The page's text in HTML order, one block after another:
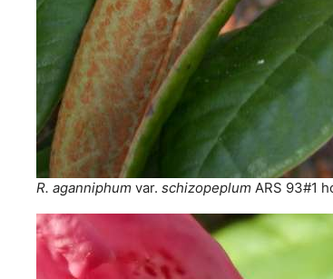
R. aganniphum var. schizopeplum ARS 93#1